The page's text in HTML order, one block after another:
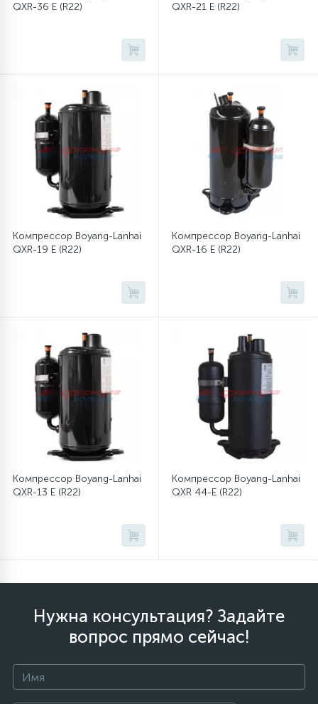
Щетки двигателя
20
Электронные модули
QXR-36 E (R22)
QXR-21 E (R22)
Компрессор Boyang-Lanhai
QXR-19 E (R22)
Компрессор Boyang-Lanhai
QXR-16 E (R22)
Компрессор Boyang-Lanhai
QXR-13 E (R22)
Компрессор Boyang-Lanhai
QXR 44-E (R22)
Нужна консультация? Задайте
вопрос прямо сейчас!